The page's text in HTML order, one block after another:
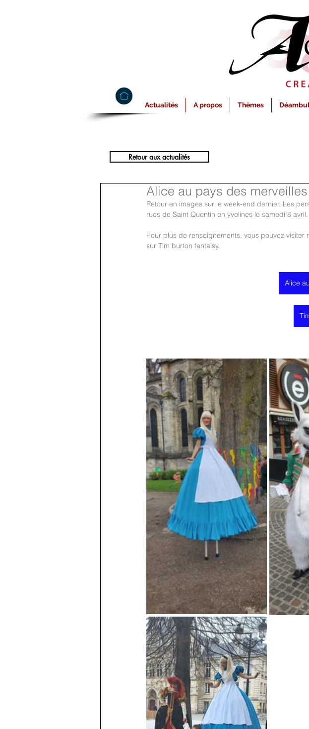
Actualités A propos Thèmes
Retour aux actualités
Alice au pays des
Retour en images sur le week-end dernier. Les
rues de Saint Quentin en yvelines le samedi 8
Pour plus de renseignements, vous pouvez
sur Tim burton fantaisy.
Alice